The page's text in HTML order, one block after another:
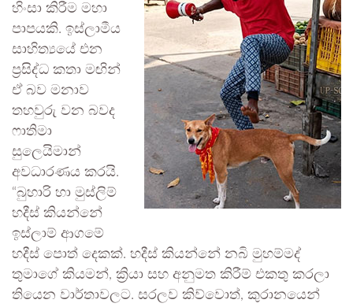
හිංසා කිරීම මහා
පාපයකි. ඉස්ලාමීය
සාහිත්‍යයේ එන
ප්‍රසිද්ධ කතා මඟින්
ඒ බව මනාව
තහවුරු වන බවද
ෆාතිමා
සුලෙයිමාන්
අවධාරණය කරයි.
“බුහාරි හා මුස්ලිම්
හදීස් කියන්නේ
ඉස්ලාම් ආගමේ
හදීස් පොත් දෙකක්. හදීස් කියන්නේ නබි මුහම්මද්
තුමාගේ කියමන්, ක්‍රියා සහ අනුමත කිරීම් එකතු කරලා
තියෙන වාර්තාවලට. සරලව කිව්වොත්, කුරානයෙන්